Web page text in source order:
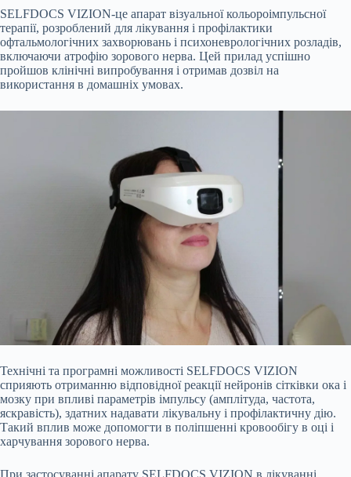
SELFDOCS VIZION-це апарат візуальної кольороімпульсної
терапії, розроблений для лікування і профілактики
офтальмологічних захворювань і психоневрологічних розладів,
включаючи атрофію зорового нерва. Цей прилад успішно
пройшов клінічні випробування і отримав дозвіл на
використання в домашніх умовах.
Технічні та програмні можливості SELFDOCS VIZION
сприяють отриманню відповідної реакції нейронів сітківки ока і
мозку при впливі параметрів імпульсу (амплітуда, частота,
яскравість), здатних надавати лікувальну і профілактичну дію.
Такий вплив може допомогти в поліпшенні кровообігу в оці і
харчування зорового нерва.
При застосуванні апарату SELFDOCS VIZION в лікуванні